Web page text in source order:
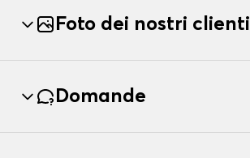
Foto dei nostri clienti
Domande